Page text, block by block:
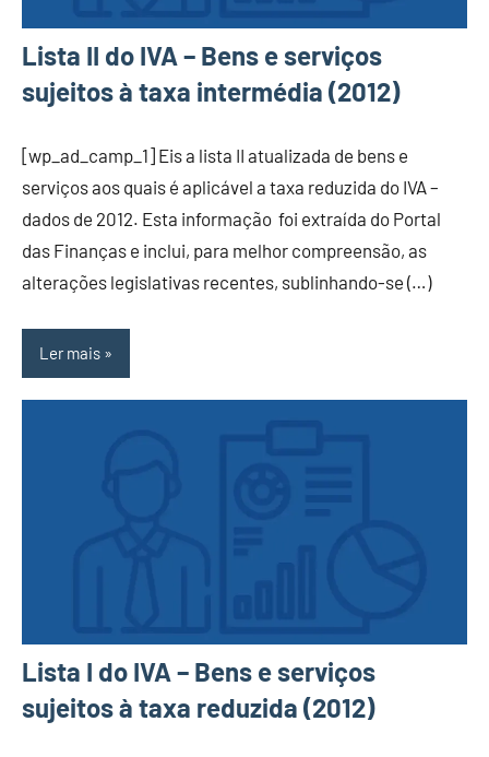
Lista II do IVA – Bens e serviços
sujeitos à taxa intermédia (2012)
[wp_ad_camp_1] Eis a lista II atualizada de bens e
serviços aos quais é aplicável a taxa reduzida do IVA –
dados de 2012. Esta informação foi extraída do Portal
das Finanças e inclui, para melhor compreensão, as
alterações legislativas recentes, sublinhando-se (…)
Ler mais
Lista I do IVA – Bens e serviços
sujeitos à taxa reduzida (2012)